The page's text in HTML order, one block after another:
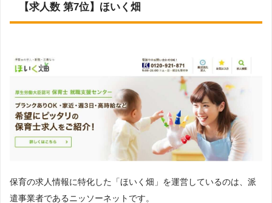
【求人数 第7位】ほいく畑
保育の求人情報に特化した「ほいく畑」を運営しているのは、派
遣事業者であるニッソーネットです。